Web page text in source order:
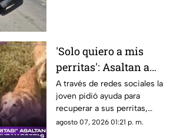
'Solo quiero a mis
perritas': Asaltan a
joven y se roban a sus
MASCOTAS; suplica
ayuda para localizarlas
(+VIDEO)
A través de redes sociales la
joven pidió ayuda para
recuperar a sus perritas,
quienes fueron robadas
agosto 07, 2026 01:21 p. m.